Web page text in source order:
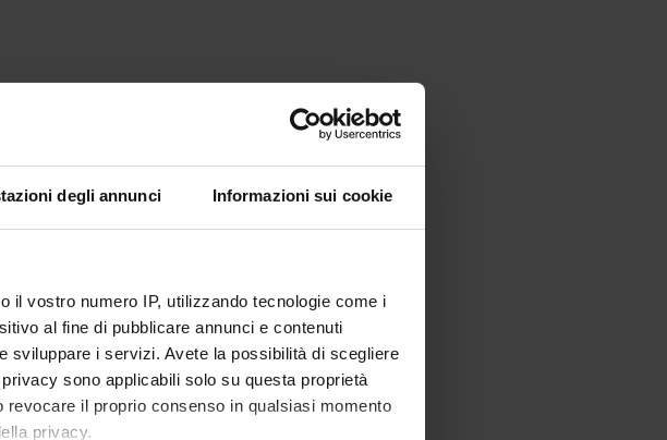
degli annunci Informazioni sui cookie
il vostro numero IP, utilizzando tecnologie come i
al fine di pubblicare annunci e contenuti
sviluppare i servizi. Avete la possibilità di scegliere
sono applicabili solo su questa proprietà
il proprio consenso in qualsiasi momento
privacy.